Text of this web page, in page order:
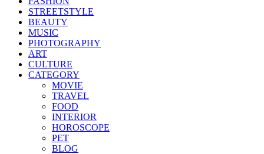
STREETSTYLE
BEAUTY
MUSIC
PHOTOGRAPHY
ART
CULTURE
CATEGORY
MOVIE
TRAVEL
FOOD
INTERIOR
HOROSCOPE
PET
BLOG